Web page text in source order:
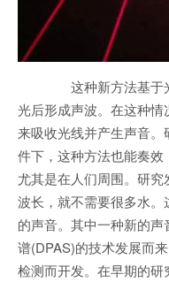
这种新方法基于
光后形成声波。在这种
来吸收光线并产生声音
件下，这种方法也能奏效
尤其是在人们周围。研
波长，就不需要很多水
的声音。其中一种新的
谱(DPAS)的技术发展而
检测而开发。在早期的